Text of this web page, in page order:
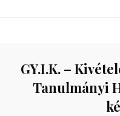
GY.I.K. –
Tanulmányi